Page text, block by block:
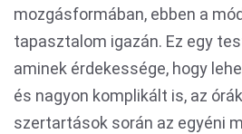
mozgásformában, ebben a
tapasztalom igazán. Ez egy
aminek érdekessége, hogy
és nagyon komplikált is, az
szertartások során az egyéni